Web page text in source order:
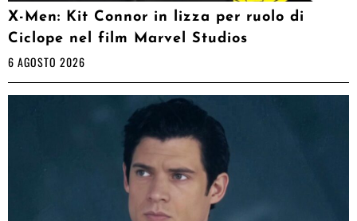
X-Men: Kit Connor in lizza per ruolo di
Ciclope nel film Marvel Studios
6 AGOSTO 2026